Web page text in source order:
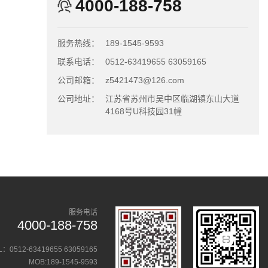
4000-188-758
服务热线：
189-1545-9593
联系电话：
0512-63419655 63059165
公司邮箱：
z5421473@126.com
公司地址：
江苏省苏州市吴中区临湖镇东山大道
4168号U科技园31幢
服务电话
4000-188-758
：0512-63419655 63059165
MOB:189-1545-9593